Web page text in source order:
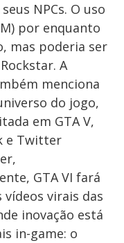
NPCs. O uso
por enquanto
mas poderia ser
A
menciona
do jogo,
em GTA V,
e Twitter
GTA VI fará
virais das
inovação está
in-game: o